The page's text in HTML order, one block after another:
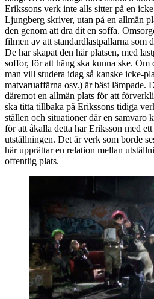
Erikssons verk inte alls sitter på en
Ljungberg skriver, utan på en allmän
den genom att dra dit en soffa.
filmen av att standardlastpallarna som
De har skapat den här platsen, med
soffor, för att häng ska kunna ske. Om
man vill studera idag så kanske icke-
matvaruaffärna osv.) är bäst lämpade.
däremot en allmän plats för att
ska titta tillbaka på Erikssons tidiga
ställen och situationer där en samvaro
för att åkalla detta har Eriksson med
utställningen. Det är verk som borde
här upprättar en relation mellan
offentlig plats.